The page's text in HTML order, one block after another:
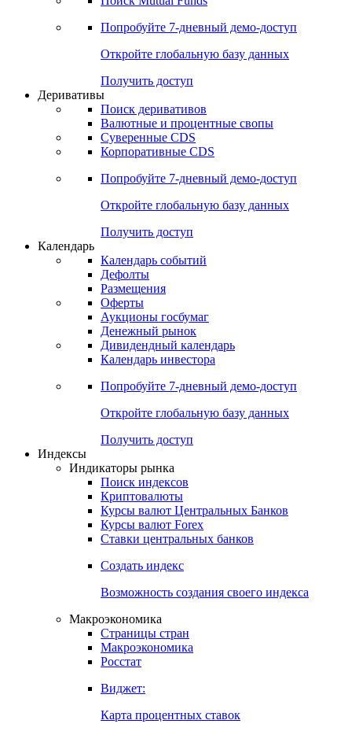
Попробуйте 7-дневный демо-доступ
Откройте глобальную базу данных
Получить доступ
Деривативы
Поиск деривативов
Валютные и процентные свопы
Суверенные CDS
Корпоративные CDS
Попробуйте 7-дневный демо-доступ
Откройте глобальную базу данных
Получить доступ
Календарь
Календарь событий
Дефолты
Размещения
Оферты
Аукционы госбумаг
Денежный рынок
Дивидендный календарь
Календарь инвестора
Попробуйте 7-дневный демо-доступ
Откройте глобальную базу данных
Получить доступ
Индексы
Индикаторы рынка
Поиск индексов
Криптовалюты
Курсы валют Центральных Банков
Курсы валют Forex
Ставки центральных банков
Создать индекс
Возможность создания своего индекса
Макроэкономика
Страницы стран
Макроэкономика
Росстат
Виджет:
Карта процентных ставок